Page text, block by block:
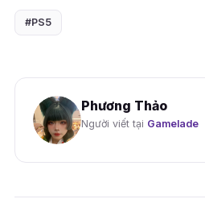
#PS5
Phương Thảo
Người viết tại Gamelade